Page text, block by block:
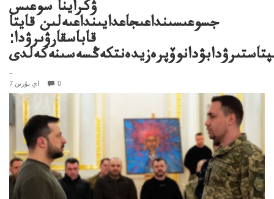
ۋكراينا سوعىس
جسوعىسىنداعىجاعدايىنداعىەلىن قايتا
قاباسقارۋىرۋدا:
..
7 اي بۇرىن 0